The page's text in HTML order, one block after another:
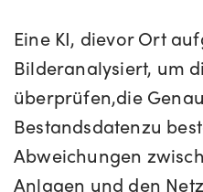
Eine KI, dievor Ort
Bilderanalysiert, um
überprüfen,die
Bestandsdatenzu
Abweichungen
Anlagen und den